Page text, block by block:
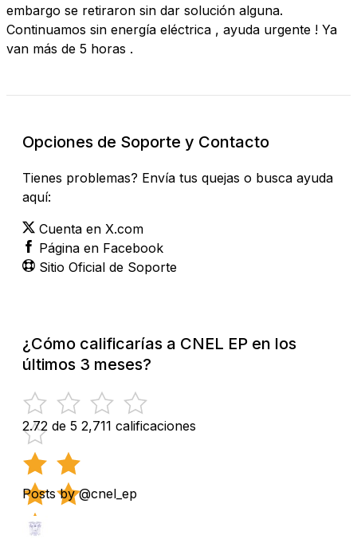
embargo se retiraron sin dar solución alguna.
Continuamos sin energía eléctrica , ayuda urgente ! Ya
van más de 5 horas .
Opciones de Soporte y Contacto
Tienes problemas? Envía tus quejas o busca ayuda
aquí:
Cuenta en X.com
Página en Facebook
Sitio Oficial de Soporte
¿Cómo calificarías a CNEL EP en los
últimos 3 meses?
2.72 de 5 2,711 calificaciones
Posts by @cnel_ep